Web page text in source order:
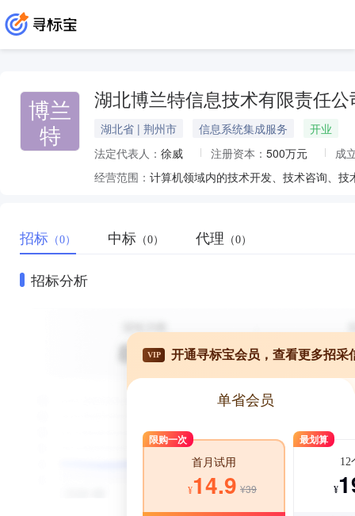
博兰
特
湖北博兰特信息技术有限责任公
湖北省 | 荆州市 信息系统集成服务
开业
法定代表人： 徐威 注册资本： 500万元
成
经营范围： 计算机领域内的技术开发、技术咨询、
招标 （0） 中标 （0） 代理 （0）
招标分析
VIP 开通寻标宝会员，查看更多招采
单省会员
限购一次
首月试用
¥14.9 ¥39
最划算
12
¥